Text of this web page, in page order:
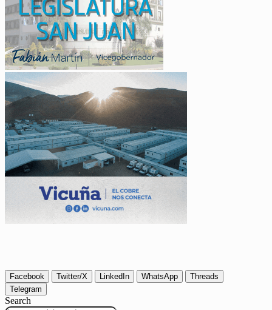
Facebook Twitter/X LinkedIn WhatsApp
Threads
Telegram
Search